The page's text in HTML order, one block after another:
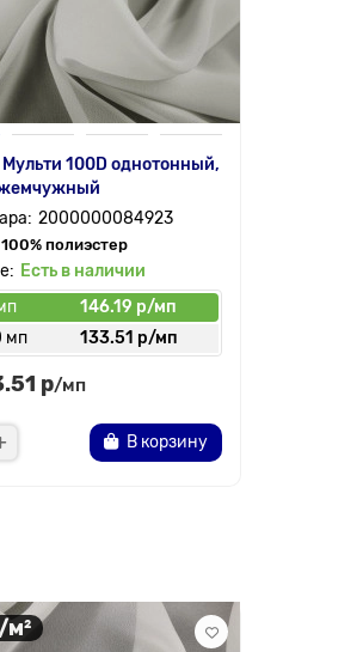
100D однотонный,
2000000084923
100% полиэстер
Есть в наличии
146.19 р/мп
мп
133.51 р/мп
р/мп
В корзину
м²